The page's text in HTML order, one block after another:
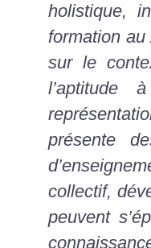
holistique,
formation au
sur le
l’aptitude
présente
collectif,
peuvent